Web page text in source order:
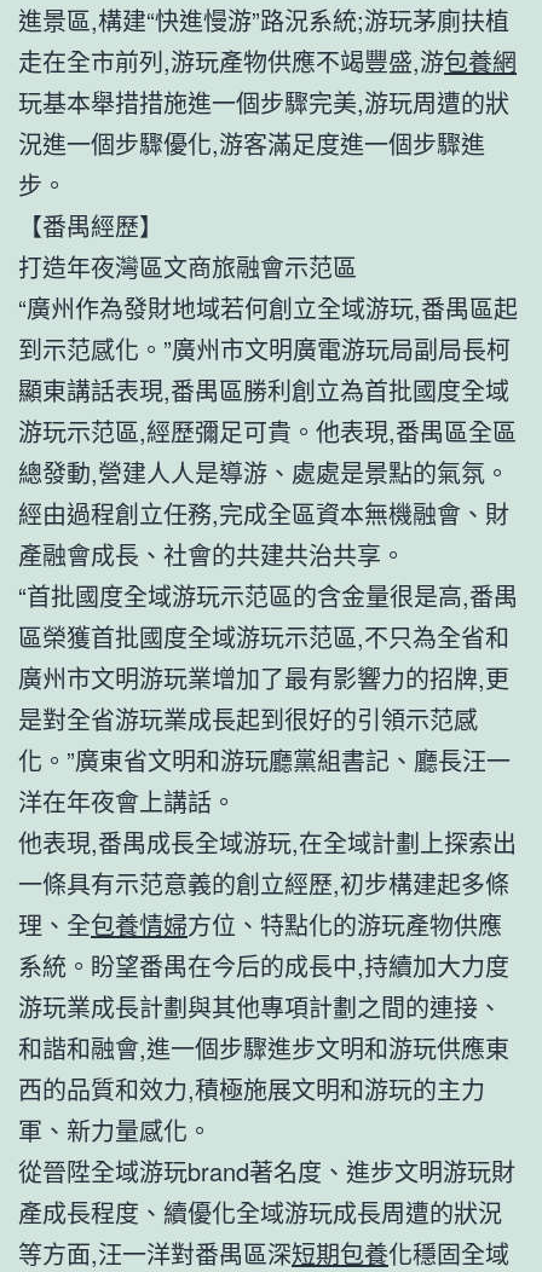
進景區,構建“快進慢游”路況系統;游玩茅廁扶植
走在全市前列,游玩產物供應不竭豐盛,游包養網
玩基本舉措措施進一個步驟完美,游玩周遭的狀
況進一個步驟優化,游客滿足度進一個步驟進
步。
【番禺經歷】
打造年夜灣區文商旅融會示范區
“廣州作為發財地域若何創立全域游玩,番禺區起
到示范感化。”廣州市文明廣電游玩局副局長柯
顯東講話表現,番禺區勝利創立為首批國度全域
游玩示范區,經歷彌足可貴。他表現,番禺區全區
總發動,營建人人是導游、處處是景點的氣氛。
經由過程創立任務,完成全區資本無機融會、財
產融會成長、社會的共建共治共享。
“首批國度全域游玩示范區的含金量很是高,番禺
區榮獲首批國度全域游玩示范區,不只為全省和
廣州市文明游玩業增加了最有影響力的招牌,更
是對全省游玩業成長起到很好的引領示范感
化。”廣東省文明和游玩廳黨組書記、廳長汪一
洋在年夜會上講話。
他表現,番禺成長全域游玩,在全域計劃上探索出
一條具有示范意義的創立經歷,初步構建起多條
理、全包養情婦方位、特點化的游玩產物供應
系統。盼望番禺在今后的成長中,持續加大力度
游玩業成長計劃與其他專項計劃之間的連接、
和諧和融會,進一個步驟進步文明和游玩供應東
西的品質和效力,積極施展文明和游玩的主力
軍、新力量感化。
從晉陞全域游玩brand著名度、進步文明游玩財
產成長程度、續優化全域游玩成長周遭的狀況
等方面,汪一洋對番禺區深短期包養化穩固全域